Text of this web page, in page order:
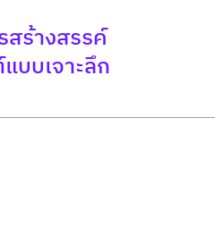
สร้างสรรค์
บบเจาะลึก